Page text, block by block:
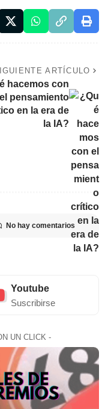
ARTÍCULO
hacemos con
el pensamiento
en la era de
la IA?
No hay comentarios
Youtube
Suscribirse
UN CLICK -